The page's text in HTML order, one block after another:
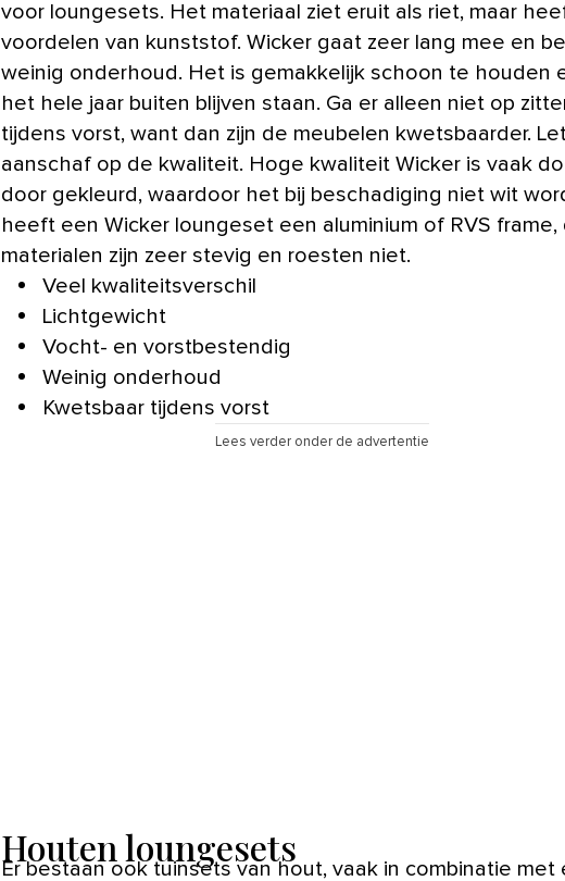
voor loungesets. Het materiaal ziet eruit als riet, maar
voordelen van kunststof. Wicker gaat zeer lang mee en
weinig onderhoud. Het is gemakkelijk schoon te houden
het hele jaar buiten blijven staan. Ga er alleen niet op
tijdens vorst, want dan zijn de meubelen kwetsbaarder.
aanschaf op de kwaliteit. Hoge kwaliteit Wicker is vaak
door gekleurd, waardoor het bij beschadiging niet wit
heeft een Wicker loungeset een aluminium of RVS frame,
materialen zijn zeer stevig en roesten niet.
Veel kwaliteitsverschil
Lichtgewicht
Vocht- en vorstbestendig
Weinig onderhoud
Kwetsbaar tijdens vorst
Lees verder onder de advertentie
Houten loungesets
Er bestaan ook tuinsets van hout, vaak in combinatie met